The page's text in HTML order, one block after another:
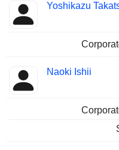
Yoshikazu
Naoki Ishii